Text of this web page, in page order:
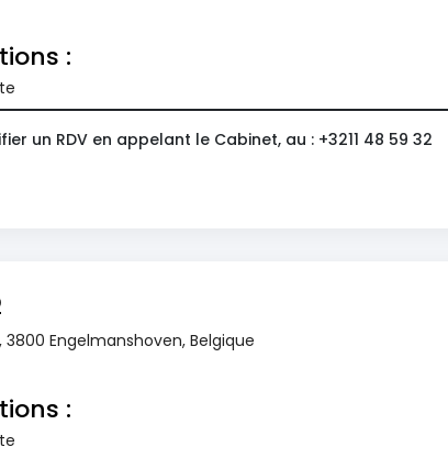
:
un RDV en appelant le Cabinet, au : +3211 48 59 32
Engelmanshoven, Belgique
: